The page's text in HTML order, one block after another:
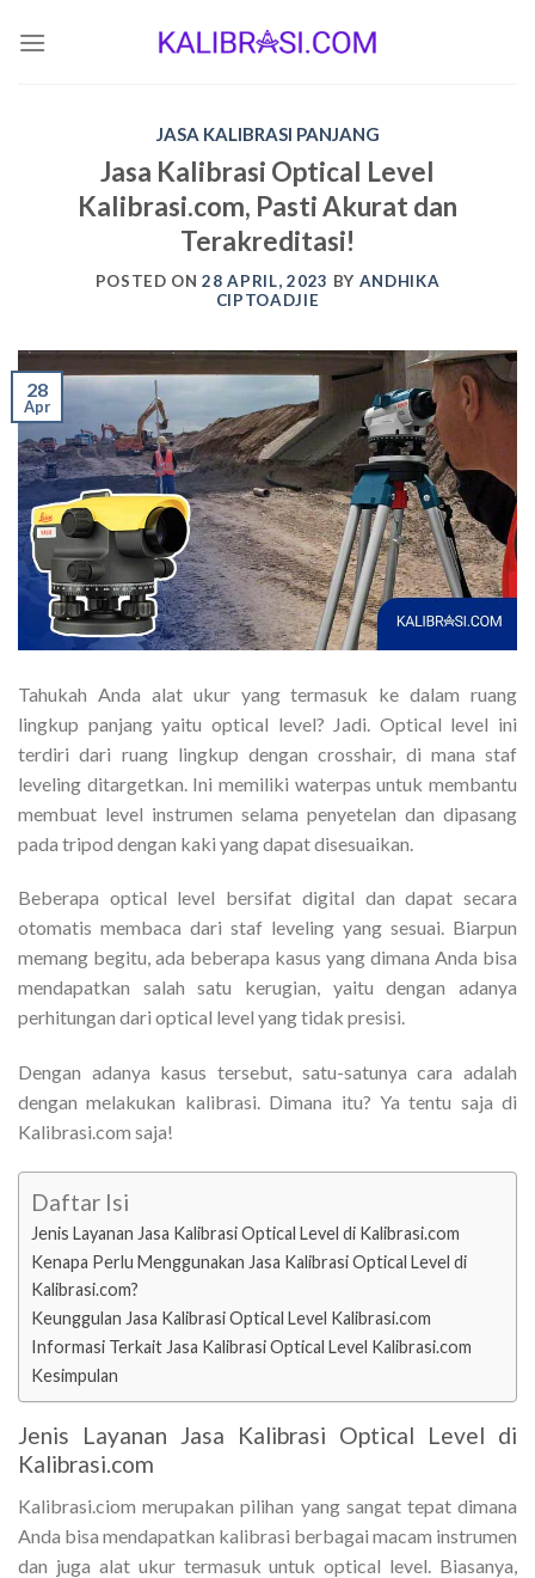
JASA KALIBRASI PANJANG
Jasa Kalibrasi Optical Level
Kalibrasi.com, Pasti Akurat dan
Terakreditasi!
POSTED ON28 APRIL, 2023 BY ANDHIKA
CIPTOADJIE
28
Apr
Tahukah Anda alat ukur yang termasuk ke dalam ruang
lingkup panjang yaitu optical level? Jadi. Optical level ini
terdiri dari ruang lingkup dengan crosshair, di mana staf
leveling ditargetkan. Ini memiliki waterpas untuk membantu
membuat level instrumen selama penyetelan dan dipasang
pada tripod dengan kaki yang dapat disesuaikan.
Beberapa optical level bersifat digital dan dapat secara
otomatis membaca dari staf leveling yang sesuai. Biarpun
memang begitu, ada beberapa kasus yang dimana Anda bisa
mendapatkan salah satu kerugian, yaitu dengan adanya
perhitungan dari optical level yang tidak presisi.
Dengan adanya kasus tersebut, satu-satunya cara adalah
dengan melakukan kalibrasi. Dimana itu? Ya tentu saja di
Kalibrasi.com saja!
Daftar Isi
Jenis Layanan Jasa Kalibrasi Optical Level di Kalibrasi.com
Kenapa Perlu Menggunakan Jasa Kalibrasi Optical Level di
Kalibrasi.com?
Keunggulan Jasa Kalibrasi Optical Level Kalibrasi.com
Informasi Terkait Jasa Kalibrasi Optical Level Kalibrasi.com
Kesimpulan
Jenis Layanan Jasa Kalibrasi Optical Level di
Kalibrasi.com
Kalibrasi.ciom merupakan pilihan yang sangat tepat dimana
Anda bisa mendapatkan kalibrasi berbagai macam instrumen
dan juga alat ukur termasuk untuk optical level. Biasanya,